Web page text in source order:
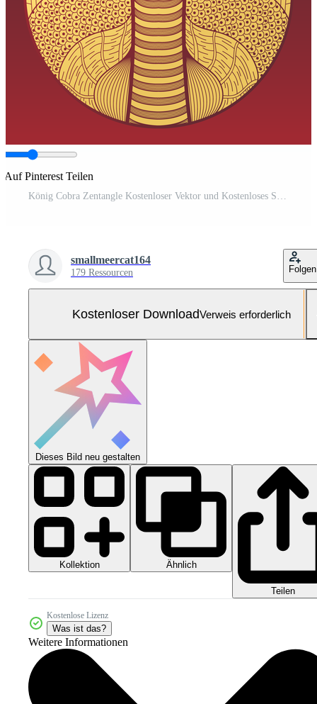
Auf Pinterest Teilen
König Cobra Zentangle Kostenloser Vektor und Kostenloses SVG
smallmeercat164
179 Ressourcen Folgen
Kostenloser DownloadVerweis erforderlich
Dieses Bild neu gestalten
Kollektion Ähnlich
Teilen
Kostenlose Lizenz
Was ist das?
Weitere Informationen